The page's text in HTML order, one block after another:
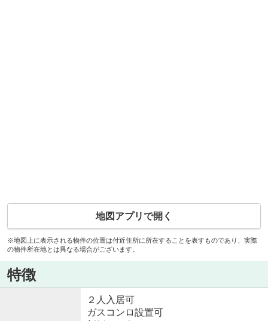
地図アプリで開く
※地図上に表示される物件の位置は付近住所に所在することを表すものであり、実際
の物件所在地とは異なる場合がございます。
特徴
２人入居可
ガスコンロ設置可